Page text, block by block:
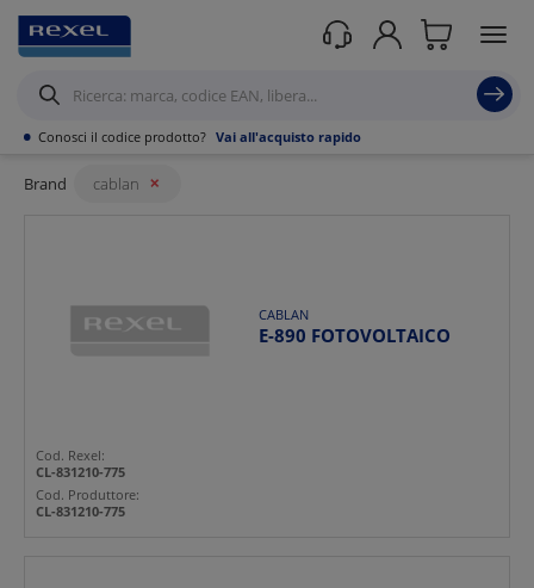
• Conosci il codice prodotto? Vai all'acquisto rapido
Rexel/ Prodotti /
CABLAN
31 risultati Risultati
Brand cablan
CABLAN
E-890 FOTOVOLTAICO
Cod. Rexel:
CL-831210-775
Cod. Produttore:
CL-831210-775